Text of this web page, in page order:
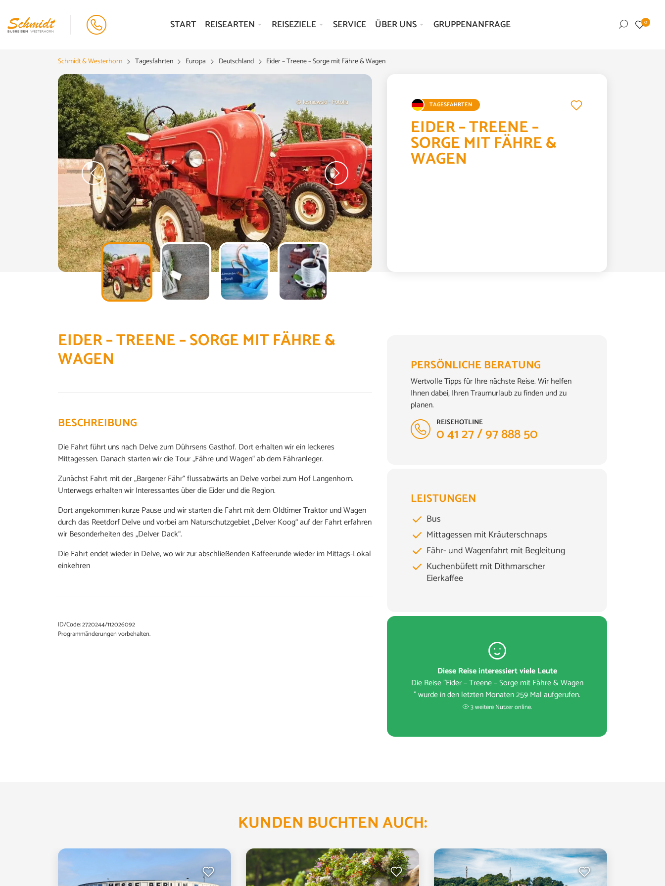
START REISEARTEN REISEZIELE SERVICE ÜBER UNS GRUPPENANFRAGE 0
Schmidt & Westerhorn Tagesfahrten Europa Deutschland Eider – Treene – Sorge mit Fähre & Wagen
© lesniewski - Fotolia © Alexander Raths - stock.adobe.com
TAGESFAHRTEN
EIDER – TREENE –
SORGE MIT FÄHRE &
WAGEN
Es konnten keine gültigen Angebote gefunden werden. Bitte wenden Sie sich an unser Service-Center.
EIDER – TREENE – SORGE MIT FÄHRE &
WAGEN
BESCHREIBUNG
Die Fahrt führt uns nach Delve zum Dührsens Gasthof. Dort erhalten wir ein leckeres
Mittagessen. Danach starten wir die Tour „Fähre und Wagen“ ab dem Fähranleger.
Zunächst Fahrt mit der „Bargener Fähr“ flussabwärts an Delve vorbei zum Hof Langenhorn.
Unterwegs erhalten wir Interessantes über die Eider und die Region.
Dort angekommen kurze Pause und wir starten die Fahrt mit dem Oldtimer Traktor und Wagen
durch das Reetdorf Delve und vorbei am Naturschutzgebiet „Delver Koog“ auf der Fahrt erfahren
wir Besonderheiten des „Delver Dack“.
Die Fahrt endet wieder in Delve, wo wir zur abschließenden Kaffeerunde wieder im Mittags-Lokal
einkehren
ID/Code: 2720244/112026092
Programmänderungen vorbehalten.
PERSÖNLICHE BERATUNG
Wertvolle Tipps für Ihre nächste Reise. Wir helfen
Ihnen dabei, Ihren Traumurlaub zu finden und zu
planen.
REISEHOTLINE
0 41 27 / 97 888 50
LEISTUNGEN
Bus
Mittagessen mit Kräuterschnaps
Fähr- und Wagenfahrt mit Begleitung
Kuchenbüfett mit Dithmarscher
Eierkaffee
Diese Reise interessiert viele Leute
Die Reise "Eider – Treene – Sorge mit Fähre & Wagen
" wurde in den letzten Monaten 259 Mal aufgerufen.
3 weitere Nutzer online.
KUNDEN BUCHTEN AUCH: